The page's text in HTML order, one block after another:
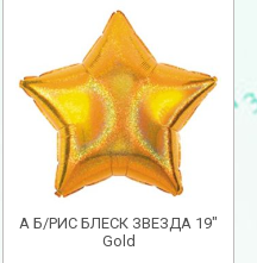
А Б/РИС БЛЕСК ЗВЕЗДА 19″
Gold